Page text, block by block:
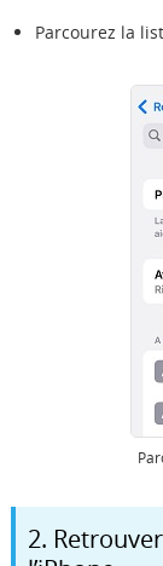
Parcourez la
2.